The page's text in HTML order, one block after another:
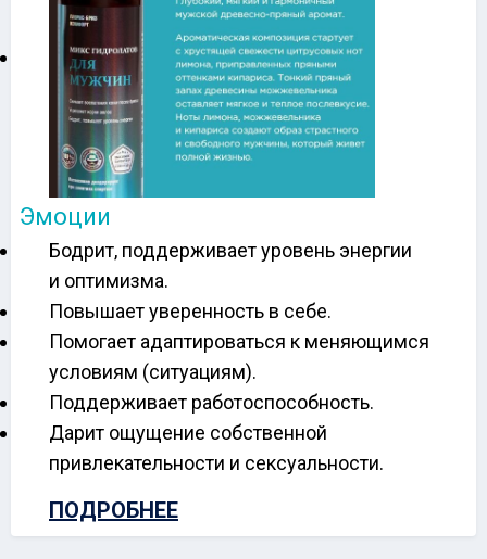
Эмоции
Бодрит, поддерживает уровень энергии
и оптимизма.
Повышает уверенность в себе.
Помогает адаптироваться к меняющимся
условиям (ситуациям).
Поддерживает работоспособность.
Дарит ощущение собственной
привлекательности и сексуальности.
ПОДРОБНЕЕ